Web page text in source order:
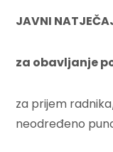
JAVNI
za obavljanje
za prijem
neodređeno